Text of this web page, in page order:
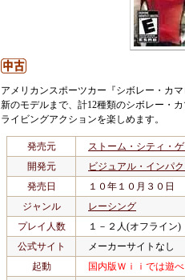
アメリカンスポーツカー『シボレー・カ
新のモデルまで、計12種類のシボレー・
ライビングアクションを楽しめます。
発売元
ストーム・シティ・ゲ
開発元
ビジュアル・インパク
発売日
１０年１０月３０日
ジャンル
レーシング
プレイ人数
１－２人(オフライン)
公式サイト
メーカーサイトなし
起動
国内版Ｗｉｉでは遊べ